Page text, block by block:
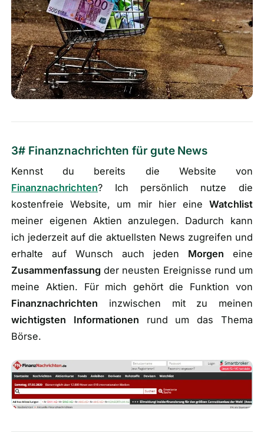
3# Finanznachrichten für gute News
Kennst du bereits die Website von
Finanznachrichten? Ich persönlich nutze die
kostenfreie Website, um mir hier eine Watchlist
meiner eigenen Aktien anzulegen. Dadurch kann
ich jederzeit auf die aktuellsten News zugreifen und
erhalte auf Wunsch auch jeden Morgen eine
Zusammenfassung der neusten Ereignisse rund um
meine Aktien. Für mich gehört die Funktion von
Finanznachrichten inzwischen mit zu meinen
wichtigsten
Informationen rund um das Thema
Börse.